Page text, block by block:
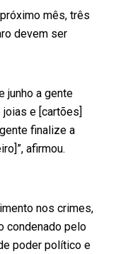
mês, três
devem ser
junho a gente
e [cartões]
finalize a
afirmou.
nos crimes,
condenado pelo
poder político e